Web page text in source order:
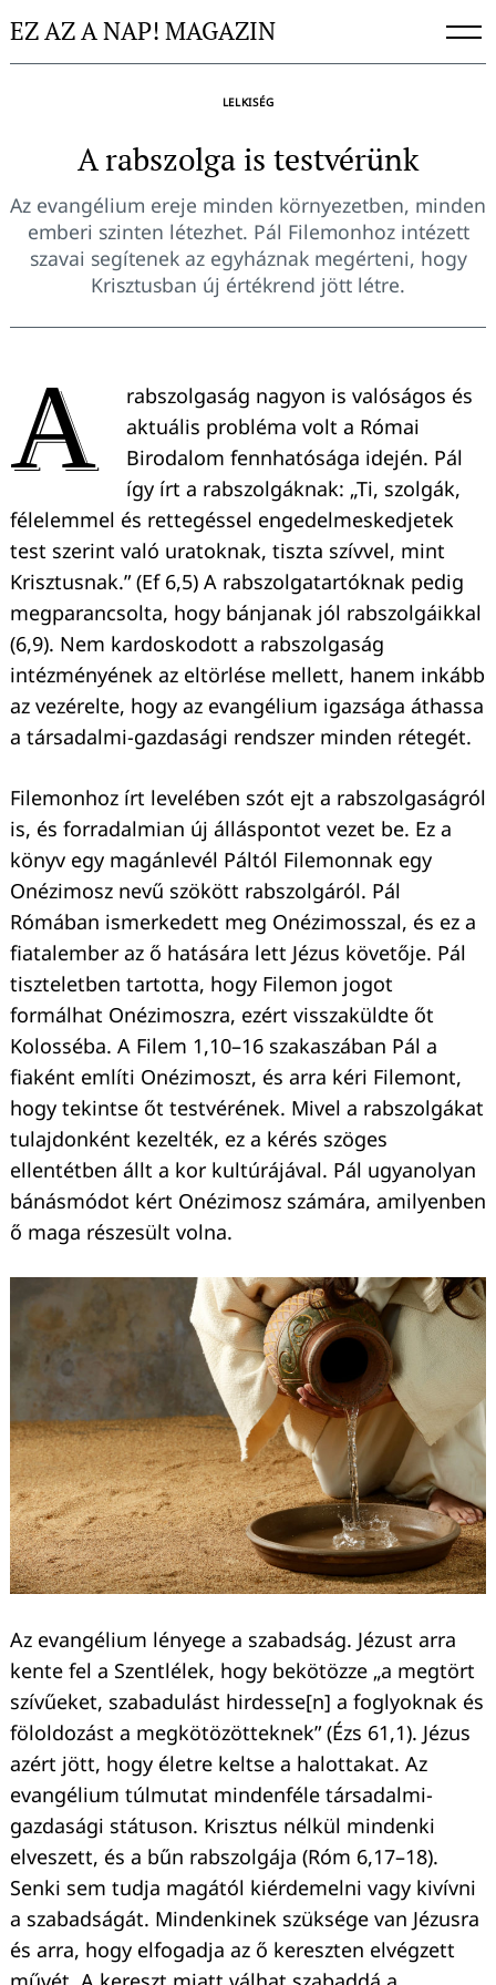
toEZ AZ A NAP! MAGAZIN
LELKISÉG
A rabszolga is testvérünk
Az evangélium ereje minden környezetben, minden
emberi szinten létezhet. Pál Filemonhoz intézett
szavai segítenek az egyháznak megérteni, hogy
Krisztusban új értékrend jött létre.
A
rabszolgaság nagyon is valóságos és
aktuális probléma volt a Római
Birodalom fennhatósága idején. Pál
így írt a rabszolgáknak: „Ti, szolgák,
félelemmel és rettegéssel engedelmeskedjetek
test szerint való uratoknak, tiszta szívvel, mint
Krisztusnak.” (Ef 6,5) A rabszolgatartóknak pedig
megparancsolta, hogy bánjanak jól rabszolgáikkal
(6,9). Nem kardoskodott a rabszolgaság
intézményének az eltörlése mellett, hanem inkább
az vezérelte, hogy az evangélium igazsága áthassa
a társadalmi-gazdasági rendszer minden rétegét.
Filemonhoz írt levelében szót ejt a rabszolgaságról
is, és forradalmian új álláspontot vezet be. Ez a
könyv egy magánlevél Páltól Filemonnak egy
Onézimosz nevű szökött rabszolgáról. Pál
Rómában ismerkedett meg Onézimosszal, és ez a
fiatalember az ő hatására lett Jézus követője. Pál
tiszteletben tartotta, hogy Filemon jogot
formálhat Onézimoszra, ezért visszaküldte őt
Kolosséba. A Filem 1,10–16 szakaszában Pál a
fiaként említi Onézimoszt, és arra kéri Filemont,
hogy tekintse őt testvérének. Mivel a rabszolgákat
tulajdonként kezelték, ez a kérés szöges
ellentétben állt a kor kultúrájával. Pál ugyanolyan
bánásmódot kért Onézimosz számára, amilyenben
ő maga részesült volna.
Az evangélium lényege a szabadság. Jézust arra
kente fel a Szentlélek, hogy bekötözze „a megtört
szívűeket, szabadulást hirdesse[n] a foglyoknak és
föloldozást a megkötözötteknek” (Ézs 61,1). Jézus
azért jött, hogy életre keltse a halottakat. Az
evangélium túlmutat mindenféle társadalmi-
gazdasági státuson. Krisztus nélkül mindenki
elveszett, és a bűn rabszolgája (Róm 6,17–18).
Senki sem tudja magától kiérdemelni vagy kivívni
a szabadságát. Mindenkinek szüksége van Jézusra
és arra, hogy elfogadja az ő kereszten elvégzett